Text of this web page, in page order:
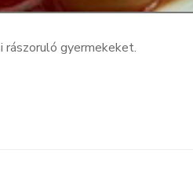
rászoruló gyermekeket.